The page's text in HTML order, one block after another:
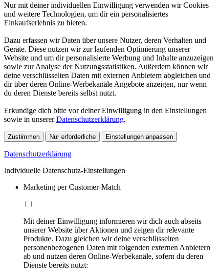
Nur mit deiner individuellen Einwilligung verwenden wir Cookies
und weitere Technologien, um dir ein personalisiertes
Einkaufserlebnis zu bieten.
Dazu erfassen wir Daten über unsere Nutzer, deren Verhalten und
Geräte. Diese nutzen wir zur laufenden Optimierung unserer
Website und um dir personalisierte Werbung und Inhalte anzuzeigen
sowie zur Analyse der Nutzungsstatistiken. Außerdem können wir
deine verschlüsselten Daten mit externen Anbietern abgleichen und
dir über deren Online-Werbekanäle Angebote anzeigen, nur wenn
du deren Dienste bereits selbst nutzt.
Erkundige dich bitte vor deiner Einwilligung in den Einstellungen
sowie in unsererDatenschutzerklärung.
Zustimmen Nur erforderliche Einstellungen anpassen
Datenschutzerklärung
Individuelle Datenschutz-Einstellungen
Marketing per Customer-Match
Mit deiner Einwilligung informieren wir dich auch abseits
unserer Website über Aktionen und zeigen dir relevante
Produkte. Dazu gleichen wir deine verschlüsselten
personenbezogenen Daten mit folgenden externen Anbietern
ab und nutzen deren Online-Werbekanäle, sofern du deren
Dienste bereits nutzt: